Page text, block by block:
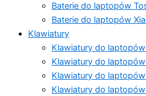
Baterie do laptopów
Baterie do laptopów
Klawiatury
Klawiatury do
Klawiatury do
Klawiatury do
Klawiatury do laptopów